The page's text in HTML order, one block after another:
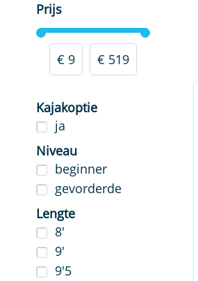
Glasvezel peddel
Kajakpeddels
SUP zitjes
Dry bags
Elektrische sup pomp
Wings
Spare parts
Prijs
€ 9 € 519
Kajakoptie
ja
Niveau
beginner
gevorderde
Lengte
8'
9'
9'5